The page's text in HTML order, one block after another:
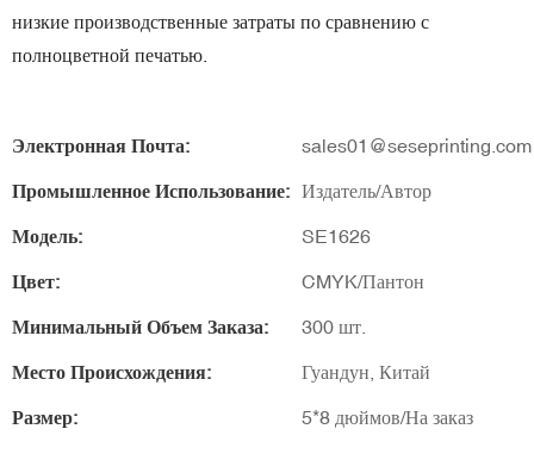
низкие производственные затраты по сравнению с
полноцветной печатью.
Электронная Почта: sales01@seseprinting.com
Промышленное Использование: Издатель/Автор
Модель: SE1626
Цвет: CMYK/Пантон
Минимальный Объем Заказа: 300 шт.
Место Происхождения: Гуандун, Китай
Размер: 5*8 дюймов/На заказ